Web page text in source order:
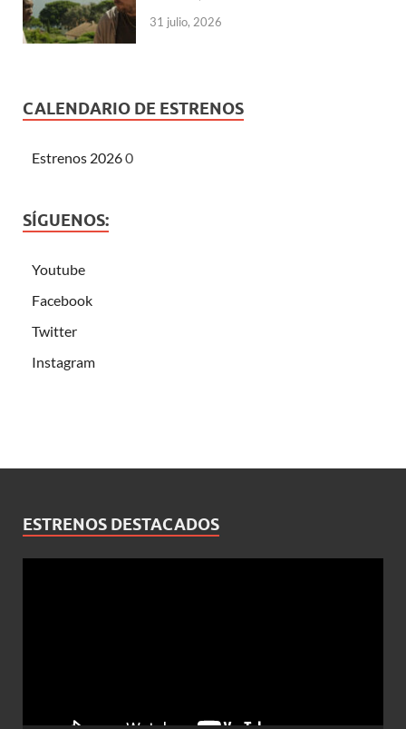
31 julio, 2026
CALENDARIO DE ESTRENOS
Estrenos 20260
SÍGUENOS:
Youtube
Facebook
Twitter
Instagram
ESTRENOS DESTACADOS